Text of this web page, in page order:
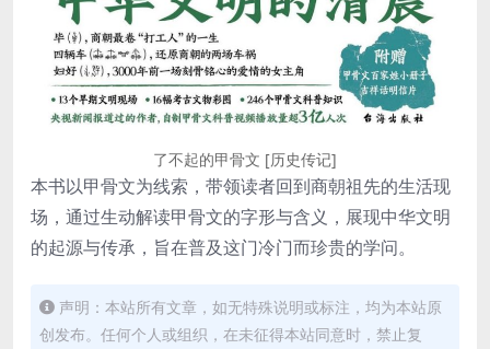
了不起的甲骨文 [历史传记]
本书以甲骨文为线索，带领读者回到商朝祖先的生活现
场，通过生动解读甲骨文的字形与含义，展现中华文明
的起源与传承，旨在普及这门冷门而珍贵的学问。
声明：本站所有文章，如无特殊说明或标注，均为本站原
创发布。任何个人或组织，在未征得本站同意时，禁止复